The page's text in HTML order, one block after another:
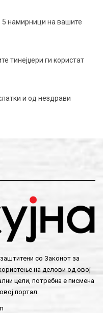
5 намирници на вашите
тинејџери ги користат
и од нездрави
со Законот за
на делови од овој
цели, потребна е писмена
портал.